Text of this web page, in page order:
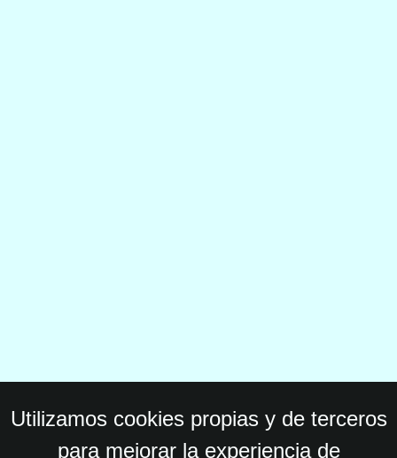
Utilizamos cookies propias y de terceros
para mejorar la experiencia de